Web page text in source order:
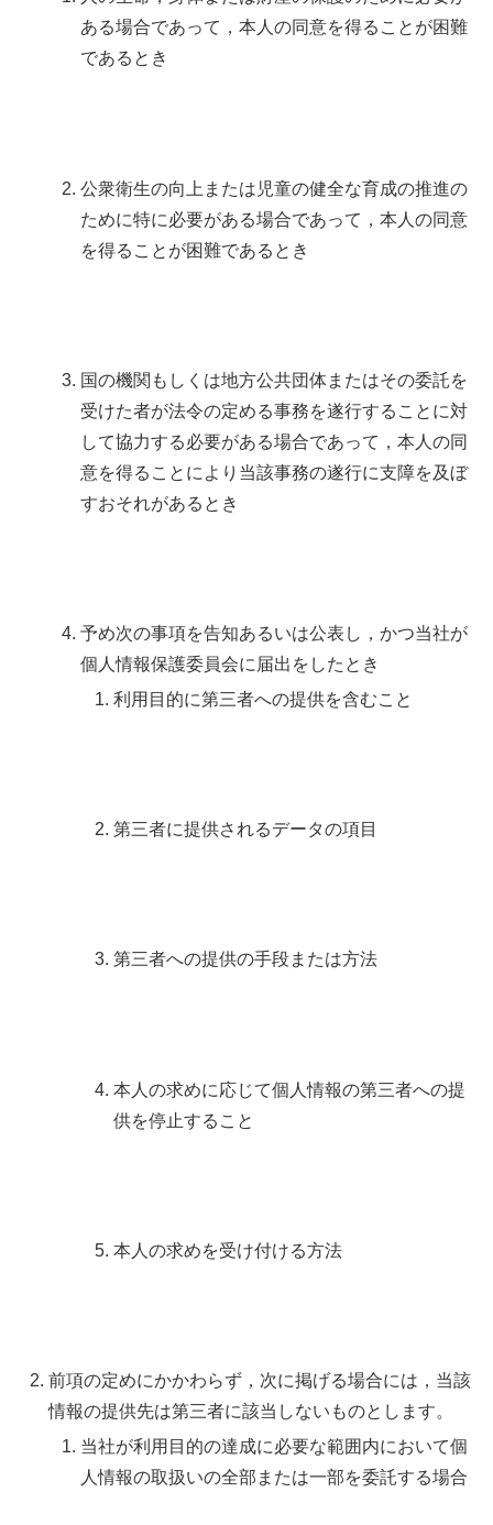
ある場合であって，本人の同意を得ることが困難
であるとき
公衆衛生の向上または児童の健全な育成の推進の
ために特に必要がある場合であって，本人の同意
を得ることが困難であるとき
国の機関もしくは地方公共団体またはその委託を
受けた者が法令の定める事務を遂行することに対
して協力する必要がある場合であって，本人の同
意を得ることにより当該事務の遂行に支障を及ぼ
すおそれがあるとき
予め次の事項を告知あるいは公表し，かつ当社が
個人情報保護委員会に届出をしたとき
利用目的に第三者への提供を含むこと
第三者に提供されるデータの項目
第三者への提供の手段または方法
本人の求めに応じて個人情報の第三者への提
供を停止すること
本人の求めを受け付ける方法
前項の定めにかかわらず，次に掲げる場合には，当該
情報の提供先は第三者に該当しないものとします。
当社が利用目的の達成に必要な範囲内において個
人情報の取扱いの全部または一部を委託する場合